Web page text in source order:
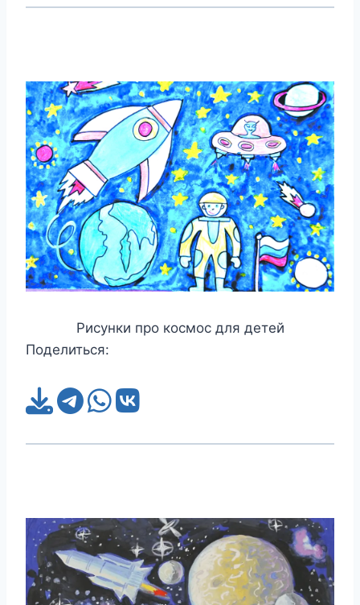
Рисунки про космос для детей
Поделиться: